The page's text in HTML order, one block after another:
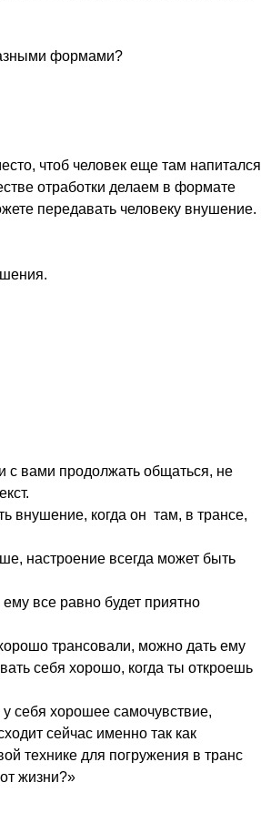
формами?
чтоб человек еще там напитался
отработки делаем в формате
передавать человеку внушение.
с вами продолжать общаться, не
внушение, когда он там, в трансе,
настроение всегда может быть
все равно будет приятно
трансовали, можно дать ему
себя хорошо, когда ты откроешь
себя хорошее самочувствие,
сейчас именно так как
технике для погружения в транс
жизни?»